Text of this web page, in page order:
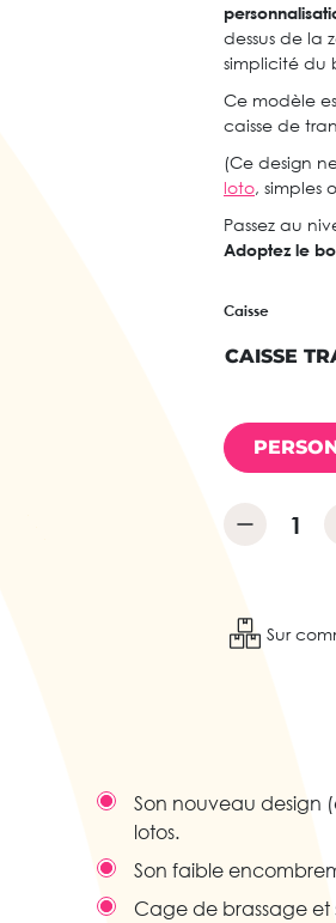
dessus de la
simplicité du
Ce modèle
caisse de
(Ce design
loto, simples
Passez au
Adoptez le
Caisse
CAISSE
Sur
Son nouveau design
lotos.
Son faible
Cage de brassage et